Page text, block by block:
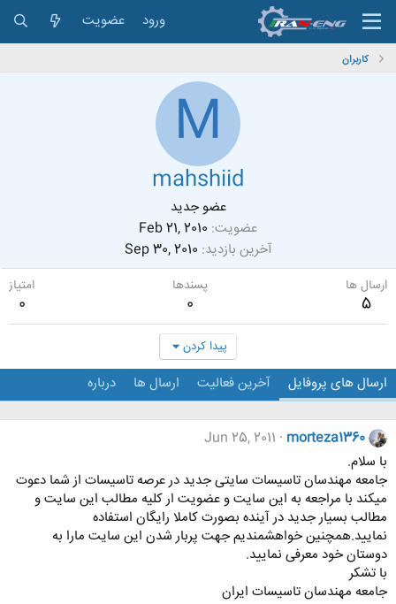
ورود عضویت
کاربران
M
mahshiid
عضو جدید
عضویت Feb 21, 2010
آخرین بازدید Sep 30, 2010
ارسال ها
5
پسندها
0
امتیاز
0
پیدا کردن
ارسال های پروفایل آخرین فعالیت ارسال ها درباره
morteza1360
Jun 25, 2011
با سلام.
جامعه مهندسان تاسیسات سایتی جدید در عرصه تاسیسات از شما دعوت
میکند با مراجعه به این سایت و عضویت ار کلیه مطالب این سایت و
مطالب بسیار جدید در آینده بصورت کاملا رایگان استفاده
نمایید.همچنین خواهشمندیم جهت پربار شدن این سایت مارا به
دوستان خود معرفی نمایید.
با تشکر
جامعه مهندسان تاسیسات ایران